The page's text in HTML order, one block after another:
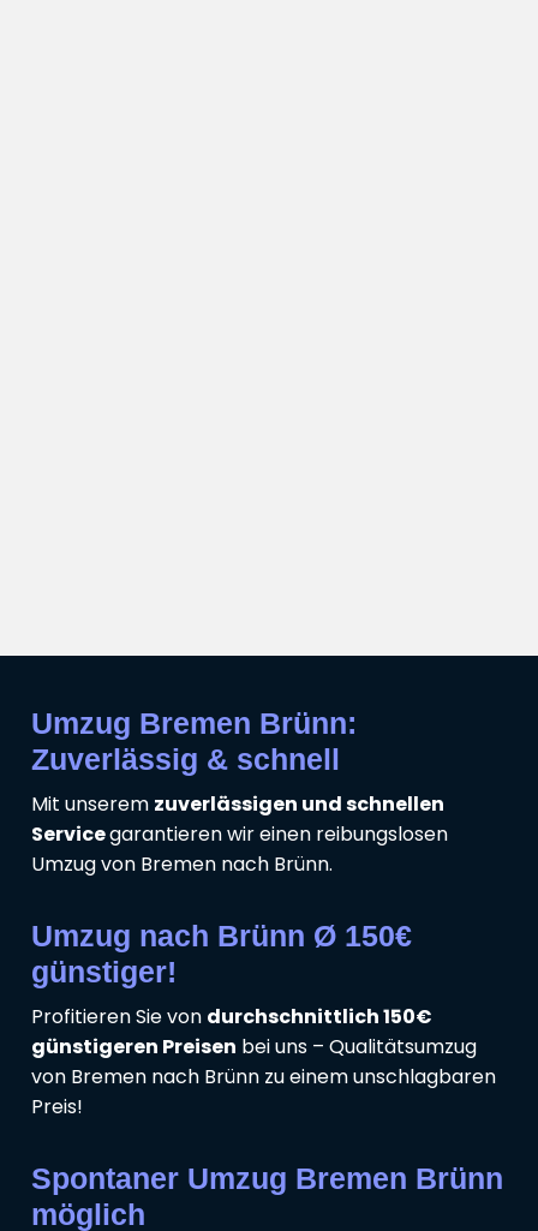
Umzug Bremen Brünn:
Zuverlässig & schnell
Mit unserem zuverlässigen und schnellen
Servicegarantieren wir einen reibungslosen
Umzug von Bremen nach Brünn.
Umzug nach Brünn Ø 150€
günstiger!
Profitieren Sie von durchschnittlich 150€
günstigeren Preisen bei uns – Qualitätsumzug
von Bremen nach Brünn zu einem unschlagbaren
Preis!
Spontaner Umzug Bremen Brünn
möglich